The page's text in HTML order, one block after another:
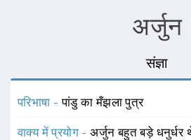
अर्जुन
संज्ञा
परिभाषा -पांडु का मँझला पुत्र
वाक्य में प्रयोग -अर्जुन बहुत बड़े धनुर्धर